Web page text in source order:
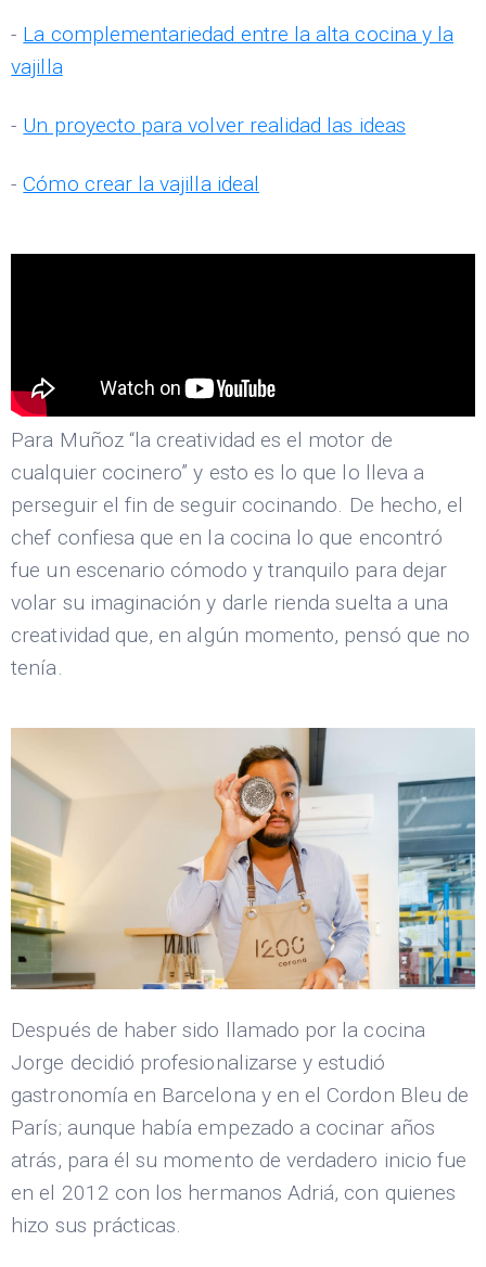
- La complementariedad entre la alta cocina y la
vajilla
- Un proyecto para volver realidad las ideas
-Cómo crear la vajilla ideal
Para Muñoz “la creatividad es el motor de
cualquier cocinero” y esto es lo que lo lleva a
perseguir el fin de seguir cocinando. De hecho, el
chef confiesa que en la cocina lo que encontró
fue un escenario cómodo y tranquilo para dejar
volar su imaginación y darle rienda suelta a una
creatividad que, en algún momento, pensó que no
tenía.
Después de haber sido llamado por la cocina
Jorge decidió profesionalizarse y estudió
gastronomía en Barcelona y en el Cordon Bleu de
París; aunque había empezado a cocinar años
atrás, para él su momento de verdadero inicio fue
en el 2012 con los hermanos Adriá, con quienes
hizo sus prácticas.